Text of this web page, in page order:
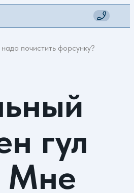
почистить форсунку?
гул
Мне